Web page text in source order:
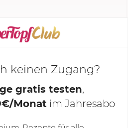
STARTEN
keinen Zugang?
gratis testen,
Monat im Jahresabo